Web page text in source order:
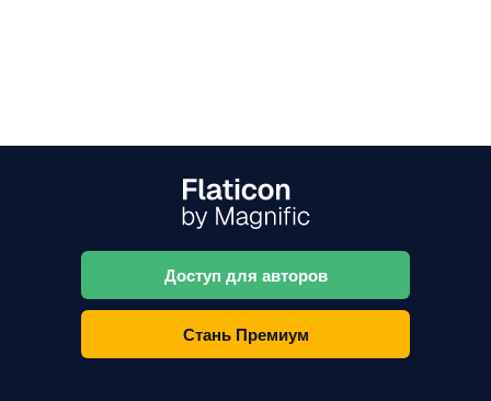
Доступ для авторов
Стань Премиум